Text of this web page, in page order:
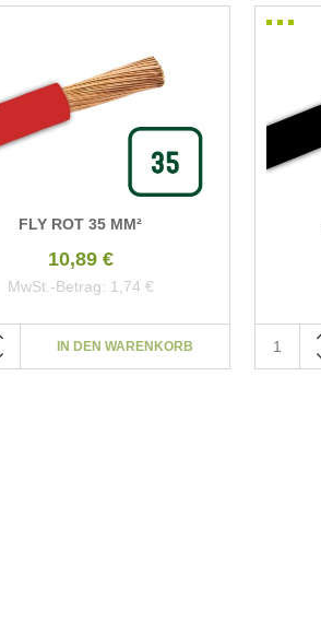
FLY ROT 35 MM²
10,89 €
MwSt.-Betrag: 1,74 €